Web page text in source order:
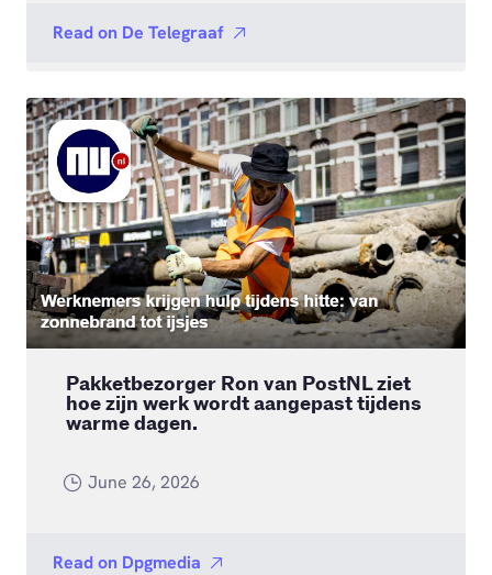
Read on De Telegraaf
Pakketbezorger Ron van PostNL ziet
hoe zijn werk wordt aangepast tijdens
warme dagen.
June 26, 2026
Read on Dpgmedia